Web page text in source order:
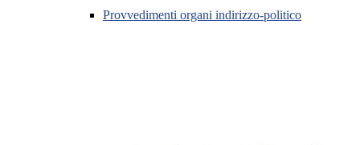
Provvedimenti organi indirizzo-politico